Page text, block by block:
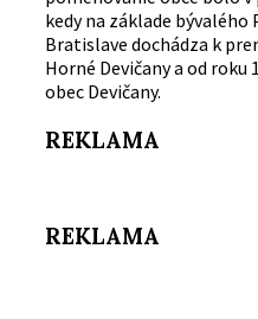
kedy na základe
Bratislave dochádza k
Horné Devičany a od roku
obec Devičany.
REKLAMA
REKLAMA